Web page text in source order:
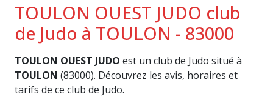
TOULON OUEST JUDO club
de Judo à TOULON - 83000
TOULON OUEST JUDO est un club de Judo situé à
TOULON (83000). Découvrez les avis, horaires et
tarifs de ce club de Judo.